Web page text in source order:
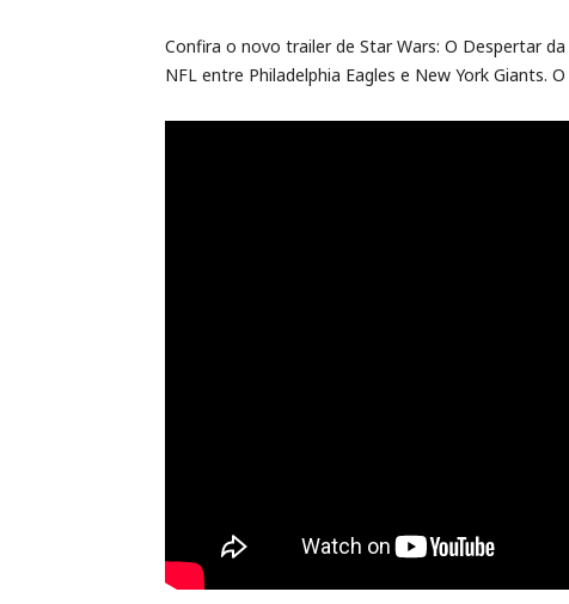
Confira o novo trailer de Star Wars: O Despertar
NFL entre Philadelphia Eagles e New York Giants.